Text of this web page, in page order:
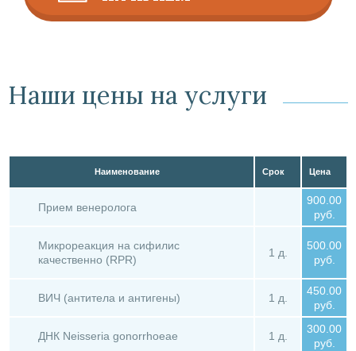
Наши цены на услуги
Наименование Срок Цена
Прием венеролога
900.00
руб.
Микрореакция на сифилис
качественно (RPR)
1 д.
500.00
руб.
ВИЧ (антитела и антигены) 1 д.
450.00
руб.
ДНК Neisseria gonorrhoeae 1 д.
300.00
руб.